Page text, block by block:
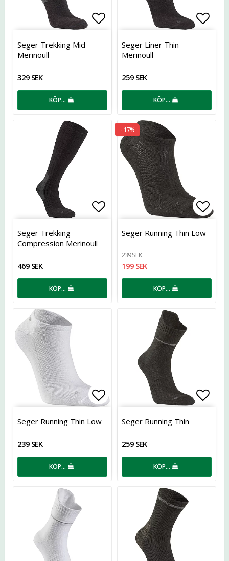
Lägg till i favoritlistan
Seger Trekking Mid
Merinoull
329 SEK
KÖP…
Seger Liner Thin
Merinoull
259 SEK
KÖP…
Lägg till i favoritlistan
Seger Trekking
Compression Merinoull
469 SEK
KÖP…
- 17%
Seger Running Thin Low
239 SEK
199 SEK
KÖP…
Lägg till i favoritlistan
Seger Running Thin Low
239 SEK
KÖP…
Seger Running Thin
259 SEK
KÖP…